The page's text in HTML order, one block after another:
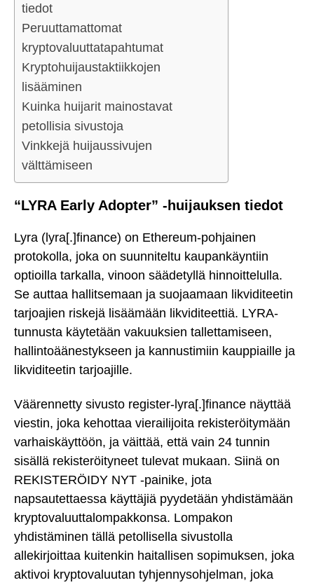
tiedot
Peruuttamattomat
kryptovaluuttatapahtumat
Kryptohuijaustaktiikkojen
lisääminen
Kuinka huijarit mainostavat
petollisia sivustoja
Vinkkejä huijaussivujen
välttämiseen
“LYRA Early Adopter” -huijauksen tiedot
Lyra (lyra[.]finance) on Ethereum-pohjainen
protokolla, joka on suunniteltu kaupankäyntiin
optioilla tarkalla, vinoon säädetyllä hinnoittelulla.
Se auttaa hallitsemaan ja suojaamaan likviditeetin
tarjoajien riskejä lisäämään likviditeettiä. LYRA-
tunnusta käytetään vakuuksien tallettamiseen,
hallintoäänestykseen ja kannustimiin kauppiaille ja
likviditeetin tarjoajille.
Väärennetty sivusto register-lyra[.]finance näyttää
viestin, joka kehottaa vierailijoita rekisteröitymään
varhaiskäyttöön, ja väittää, että vain 24 tunnin
sisällä rekisteröityneet tulevat mukaan. Siinä on
REKISTERÖIDY NYT -painike, jota
napsautettaessa käyttäjiä pyydetään yhdistämään
kryptovaluuttalompakkonsa. Lompakon
yhdistäminen tällä petollisella sivustolla
allekirjoittaa kuitenkin haitallisen sopimuksen, joka
aktivoi kryptovaluutan tyhjennysohjelman, joka